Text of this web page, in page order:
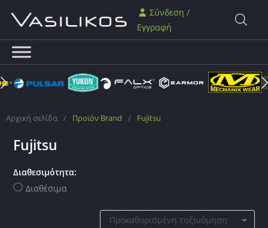
Σύνδεση /
Εγγραφή
Αρχική σελίδα / Προϊόν Brand / Fujitsu
Fujitsu
Διαθεσιμότητα:
Διαθέσιμα
Προκαθορισμένη ταξινόμηση